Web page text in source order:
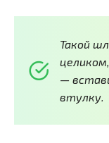
Такой
—
втулку.